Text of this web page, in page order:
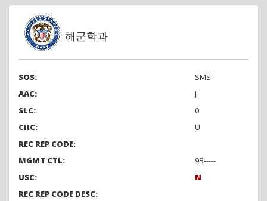
해군학과
SOS:
SMS
AAC:
J
SLC:
0
CIIC:
U
REC REP CODE:
MGMT CTL:
9B-----
USC:
N
REC REP CODE DESC: